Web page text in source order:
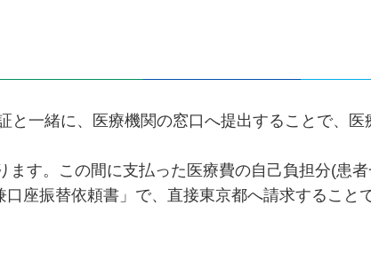
一緒に、医療機関の窓口へ提出することで、医
す。この間に支払った医療費の自己負担分(患
座振替依頼書」で、直接東京都へ請求すること